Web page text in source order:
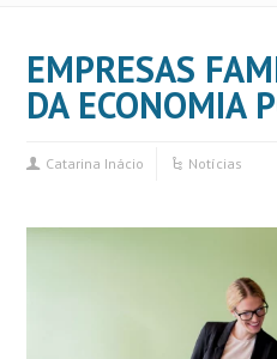
EMPRESAS
DA ECONOMIA
Catarina Inácio Notícias